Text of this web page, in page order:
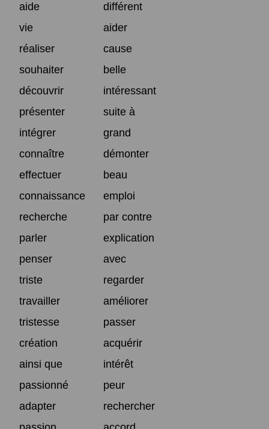
aide
différent
vie
aider
réaliser
cause
souhaiter
belle
découvrir
intéressant
présenter
suite à
intégrer
grand
connaître
démonter
effectuer
beau
connaissance
emploi
recherche
par contre
parler
explication
penser
avec
triste
regarder
travailler
améliorer
tristesse
passer
création
acquérir
ainsi que
intérêt
passionné
peur
adapter
rechercher